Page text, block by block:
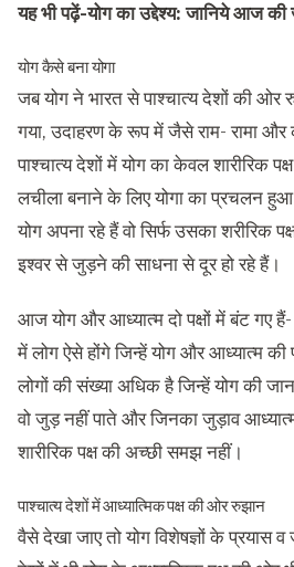
यह भी पढ़ें-योग का उद्देश्य: जानिये आज
योग कैसे बना योगा
जब योग ने भारत से पाश्चात्य देशों की ओर
गया, उदाहरण के रूप में जैसे राम- रामा और
पाश्चात्य देशों में योग का केवल शारीरिक
लचीला बनाने के लिए योगा का प्रचलन
योग अपना रहे हैं वो सिर्फ उसका शरीरिक
इश्वर से जुड़ने की साधना से दूर हो रहे हैं।
आज योग और आध्यात्म दो पक्षों में बंट गए
में लोग ऐसे होंगे जिन्हें योग और आध्यात्म
लोगों की संख्या अधिक है जिन्हें योग की
वो जुड़ नहीं पाते और जिनका जुड़ाव
शारीरिक पक्ष की अच्छी समझ नहीं।
पाश्चात्य देशों में आध्यात्मिक पक्ष की ओर रुझान
वैसे देखा जाए तो योग विशेषज्ञों के प्रयास